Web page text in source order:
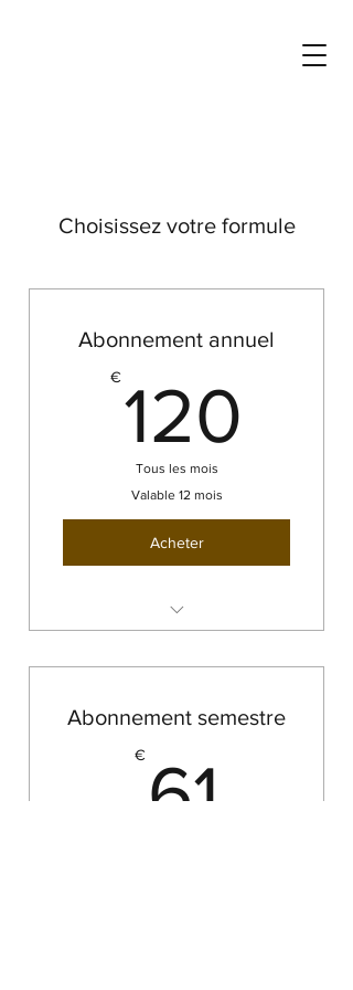
Choisissez votre formule
Abonnement annuel
€120
Tous les mois
Valable 12 mois
Acheter
17h30, hors vacances scolaires
Abonnement semestre
€ 61 61€